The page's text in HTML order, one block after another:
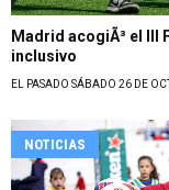
Madrid acogiÃ³ el III
inclusivo
EL PASADO SÁBADO 26 DE
NOTICIAS